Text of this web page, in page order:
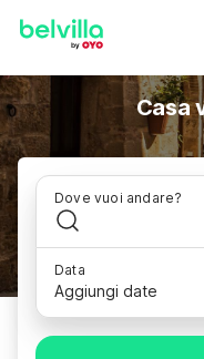
Casa
Dove vuoi andare?
Data
Aggiungi date